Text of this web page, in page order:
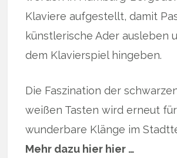
Klaviere aufgestellt, damit
künstlerische Ader ausleben
dem Klavierspiel hingeben.
Die Faszination der
weißen Tasten wird erneut für
wunderbare Klänge im
Mehr dazu hier hier …